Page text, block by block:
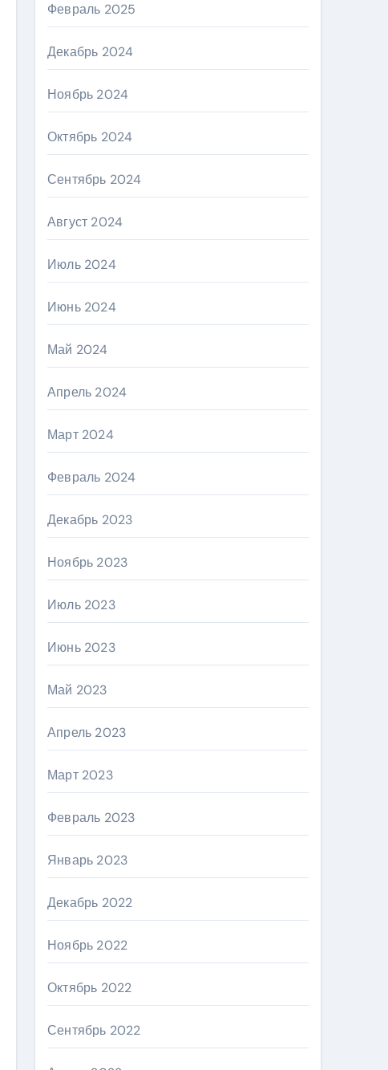
Февраль 2025
Декабрь 2024
Ноябрь 2024
Октябрь 2024
Сентябрь 2024
Август 2024
Июль 2024
Июнь 2024
Май 2024
Апрель 2024
Март 2024
Февраль 2024
Декабрь 2023
Ноябрь 2023
Июль 2023
Июнь 2023
Май 2023
Апрель 2023
Март 2023
Февраль 2023
Январь 2023
Декабрь 2022
Ноябрь 2022
Октябрь 2022
Сентябрь 2022